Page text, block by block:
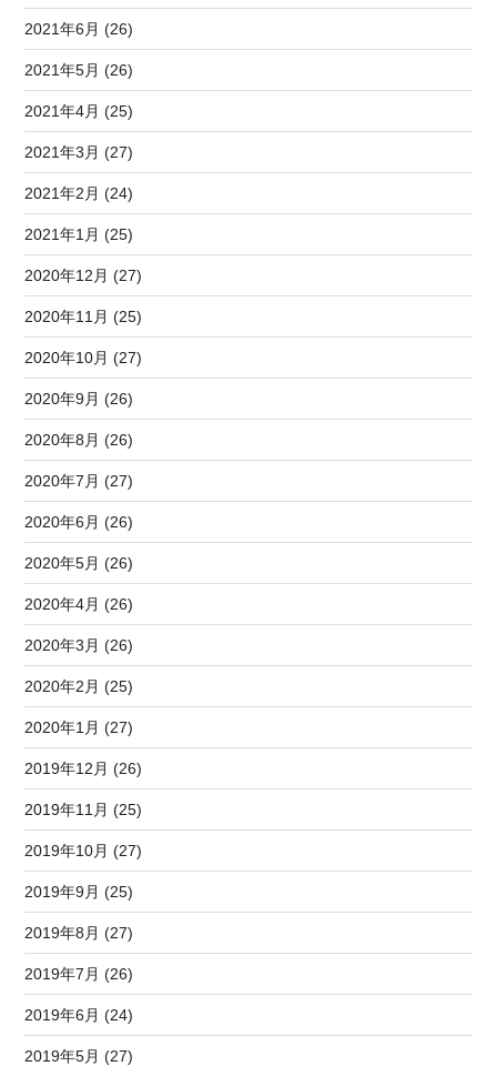
2021年6月 (26)
2021年5月 (26)
2021年4月 (25)
2021年3月 (27)
2021年2月 (24)
2021年1月 (25)
2020年12月 (27)
2020年11月 (25)
2020年10月 (27)
2020年9月 (26)
2020年8月 (26)
2020年7月 (27)
2020年6月 (26)
2020年5月 (26)
2020年4月 (26)
2020年3月 (26)
2020年2月 (25)
2020年1月 (27)
2019年12月 (26)
2019年11月 (25)
2019年10月 (27)
2019年9月 (25)
2019年8月 (27)
2019年7月 (26)
2019年6月 (24)
2019年5月 (27)